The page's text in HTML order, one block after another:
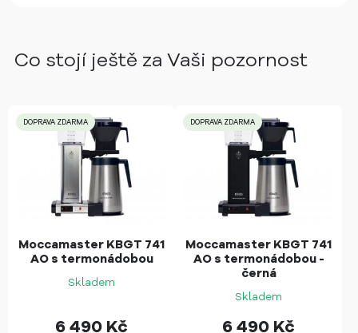
Co stojí ještě za Vaši pozornost
DOPRAVA ZDARMA
Moccamaster KBGT 741
AO s termonádobou
Skladem
6 490 Kč
DOPRAVA ZDARMA
Moccamaster KBGT 741
AO s termonádobou -
černá
Skladem
6 490 Kč